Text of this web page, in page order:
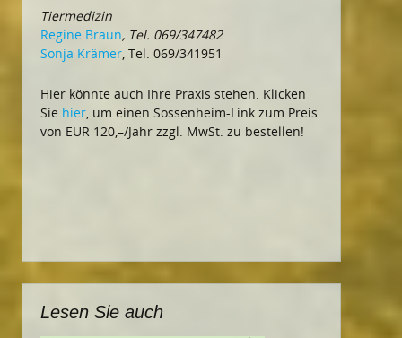
Tiermedizin
Regine Braun, Tel. 069/347482
Sonja Krämer , Tel. 069/341951
Hier könnte auch Ihre Praxis stehen. Klicken
Sie hier , um einen Sossenheim-Link zum Preis
von EUR 120,–/Jahr zzgl. MwSt. zu bestellen!
Lesen Sie auch